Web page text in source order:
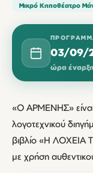
Μικρό Κηποθέατρο
03/09/
ώρα
«O ΑΡΜΕΝΗΣ»
λογοτεχνικού
βιβλίο «Η
με χρήση